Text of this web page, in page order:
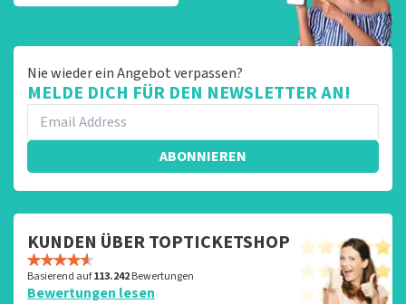
Nie wieder ein Angebot verpassen?
MELDE DICH FÜR DEN NEWSLETTER AN!
ABONNIEREN
KUNDEN ÜBER TOPTICKETSHOP
Basierend auf113.242Bewertungen
Bewertungen lesen